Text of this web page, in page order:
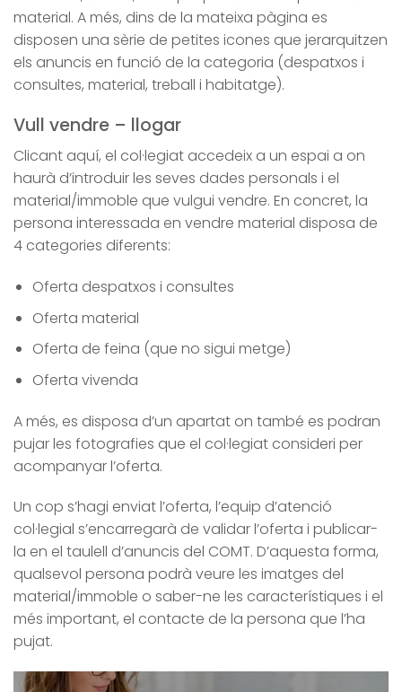
material. A més, dins de la mateixa pàgina es
disposen una sèrie de petites icones que jerarquitzen
els anuncis en funció de la categoria (despatxos i
consultes, material, treball i habitatge).
Vull vendre – llogar
Clicant aquí, el col·legiat accedeix a un espai a on
haurà d’introduir les seves dades personals i el
material/immoble que vulgui vendre. En concret, la
persona interessada en vendre material disposa de
4 categories diferents:
Oferta despatxos i consultes
Oferta material
Oferta de feina (que no sigui metge)
Oferta vivenda
A més, es disposa d’un apartat on també es podran
pujar les fotografies que el col·legiat consideri per
acompanyar l’oferta.
Un cop s’hagi enviat l’oferta, l’equip d’atenció
col·legial s’encarregarà de validar l’oferta i publicar-
la en el taulell d’anuncis del COMT. D’aquesta forma,
qualsevol persona podrà veure les imatges del
material/immoble o saber-ne les característiques i el
més important, el contacte de la persona que l’ha
pujat.